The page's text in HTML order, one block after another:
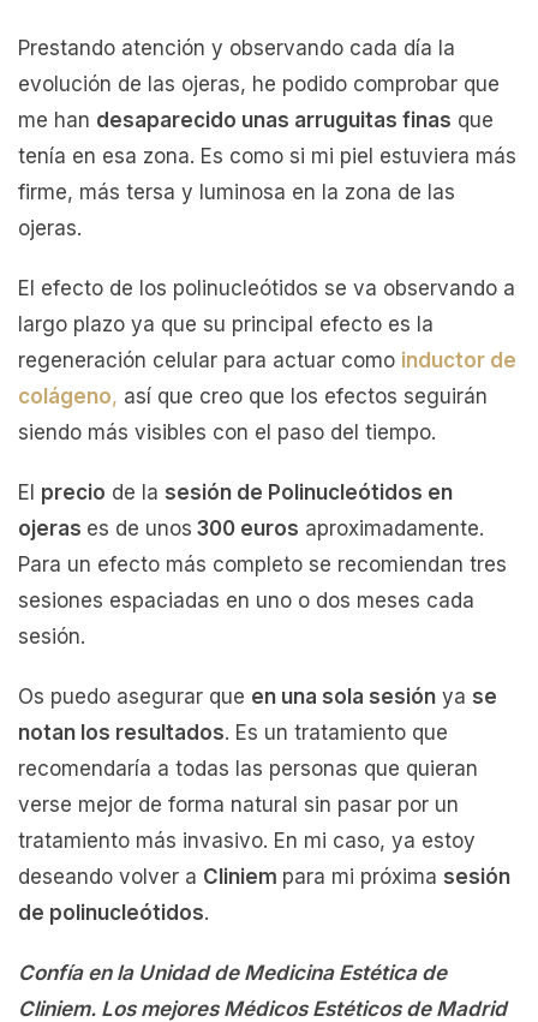
Prestando atención y observando cada día la
evolución de las ojeras, he podido comprobar que
me han desaparecido unas arruguitas finas que
tenía en esa zona. Es como si mi piel estuviera más
firme, más tersa y luminosa en la zona de las
ojeras.
El efecto de los polinucleótidos se va observando a
largo plazo ya que su principal efecto es la
regeneración celular para actuar como inductor de
colágeno, así que creo que los efectos seguirán
siendo más visibles con el paso del tiempo.
El precio de la sesión de Polinucleótidos en
ojeras es de unos 300 euros aproximadamente.
Para un efecto más completo se recomiendan tres
sesiones espaciadas en uno o dos meses cada
sesión.
Os puedo asegurar que en una sola sesión ya se
notan los resultados. Es un tratamiento que
recomendaría a todas las personas que quieran
verse mejor de forma natural sin pasar por un
tratamiento más invasivo. En mi caso, ya estoy
deseando volver a Cliniem para mi próxima sesión
de polinucleótidos.
Confía en la Unidad de Medicina Estética de
Cliniem. Los mejores Médicos Estéticos de Madrid